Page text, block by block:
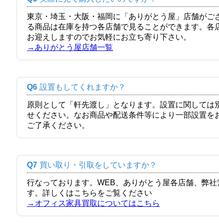
東京・埼玉・大阪・福岡に「ありがとう屋」店舗が
る商品は在庫を持つ各店舗で見ることができます。
お迎えしますのでお気軽にお立ち寄り下さい。
→ありがとう屋店舗一覧
Q6 設置もしてくれますか？
原則として「軒先渡し」となります。設置に関して
せください。なお商品や配送条件等により一部設置
ご了承ください。
Q7 買い取り・引取をしていますか？
行なっております。WEB、ありがとう屋各店舗、弊
す。詳しくはこちらをご覧ください
→オフィス家具買取についてはこちら